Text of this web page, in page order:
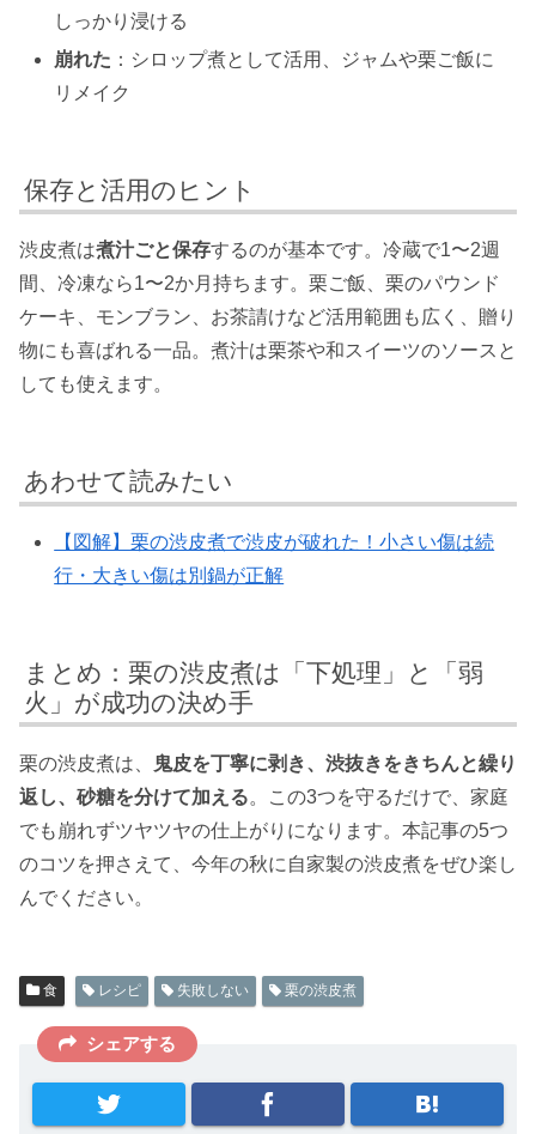
しっかり浸ける
崩れた ：シロップ煮として活用、ジャムや栗ご飯に
リメイク
保存と活用のヒント
渋皮煮は煮汁ごと保存するのが基本です。冷蔵で1〜2週
間、冷凍なら1〜2か月持ちます。栗ご飯、栗のパウンド
ケーキ、モンブラン、お茶請けなど活用範囲も広く、贈り
物にも喜ばれる一品。煮汁は栗茶や和スイーツのソースと
しても使えます。
あわせて読みたい
【図解】栗の渋皮煮で渋皮が破れた！小さい傷は続
行・大きい傷は別鍋が正解
まとめ：栗の渋皮煮は「下処理」と「弱
火」が成功の決め手
栗の渋皮煮は、
鬼皮を丁寧に剥き、渋抜きをきちんと繰り
返し、砂糖を分けて加える。この3つを守るだけで、家庭
でも崩れずツヤツヤの仕上がりになります。本記事の5つ
のコツを押さえて、今年の秋に自家製の渋皮煮をぜひ楽し
んでください。
食 レシピ 失敗しない 栗の渋皮煮
シェアする